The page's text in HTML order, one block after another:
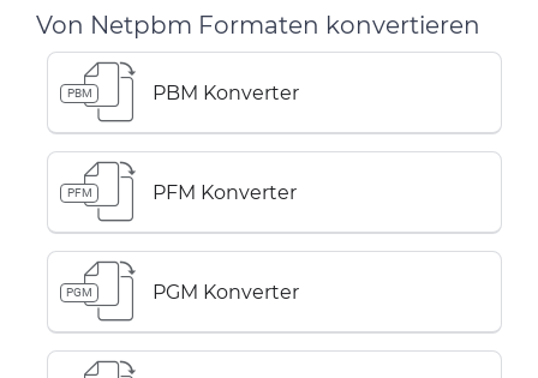
Von Netpbm Formaten konvertieren
PBM PBM Konverter
PFM PFM Konverter
PGM PGM Konverter